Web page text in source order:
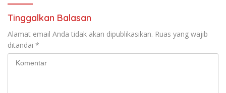
Tinggalkan Balasan
Alamat email Anda tidak akan dipublikasikan. Ruas yang wajib
ditandai *